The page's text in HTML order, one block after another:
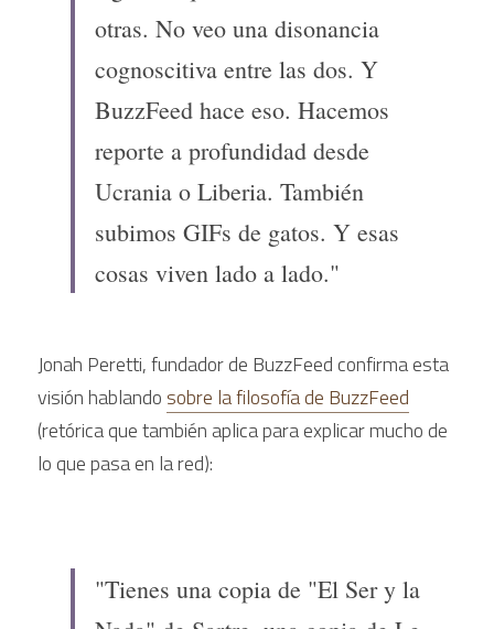
otras. No veo una disonancia
cognoscitiva entre las dos. Y
BuzzFeed hace eso. Hacemos
reporte a profundidad desde
Ucrania o Liberia. También
subimos GIFs de gatos. Y esas
cosas viven lado a lado."
Jonah Peretti, fundador de BuzzFeed confirma esta
visión hablando sobre la filosofía de BuzzFeed
(retórica que también aplica para explicar mucho de
lo que pasa en la red):
"Tienes una copia de "El Ser y la